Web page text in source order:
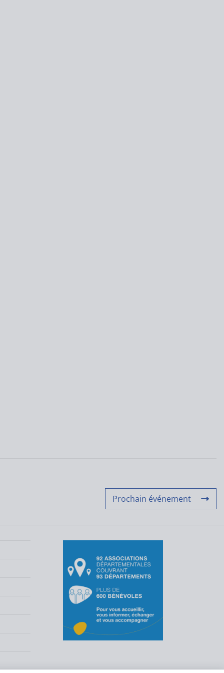
Prochain événement